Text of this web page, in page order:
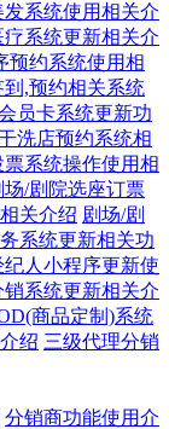
发系统使用相关介
疗系统更新相关介
预约系统使用相
到,预约相关系统
员卡系统更新功
洗店预约系统相
票系统操作使用相
场/剧院选座订票
关介绍 剧场/剧
系统更新相关功
纪人小程序更新使
销系统更新相关介
商品定制)系统
绍 三级代理分销
分销商功能使用介